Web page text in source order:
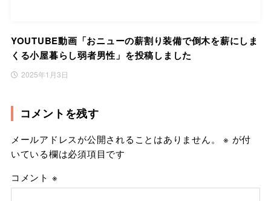
YOUTUBE動画「おニューの薪割り装備で倒木を薪にしま
くる小屋暮らし弱者男性」を投稿しました
2025年1月3日
コメントを残す
メールアドレスが公開されることはありません。 ※ が付
いている欄は必須項目です
コメント ※